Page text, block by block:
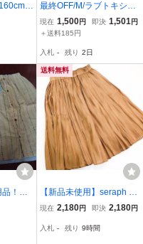
カー
トグ
最終OFF/M/ラブトキシッ
ク/Lovetoxic/スカパン
現在 1,500円 即決 1,501円
＋送料185円
入札 - 残り 2日
品！ナ
ト！
送料無料
【新品未使用】seraph セ
ラフ 100㎝ スカー
ン かわいい キッズ
現在 2,180円 即決 2,180円
入札 - 残り 9時間